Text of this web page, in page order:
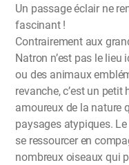
Un passage éclair ne
fascinant !
Contrairement aux
Natron n’est pas le
ou des animaux
revanche, c’est un
amoureux de la nature
paysages atypiques.
se ressourcer en
nombreux oiseaux qui